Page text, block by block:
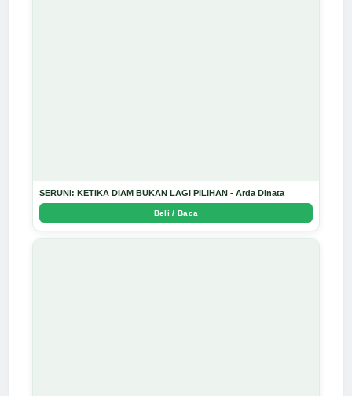
SERUNI: KETIKA DIAM BUKAN LAGI PILIHAN - Arda Dinata
Beli / Baca